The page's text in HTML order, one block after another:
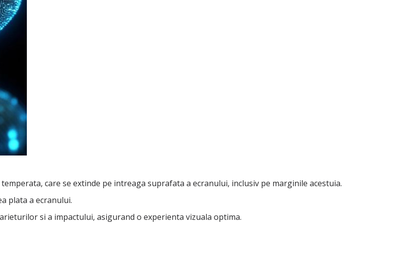
care se extinde pe intreaga suprafata a ecranului, inclusiv pe marginile acestuia.
plata a ecranului.
si a impactului, asigurand o experienta vizuala optima.